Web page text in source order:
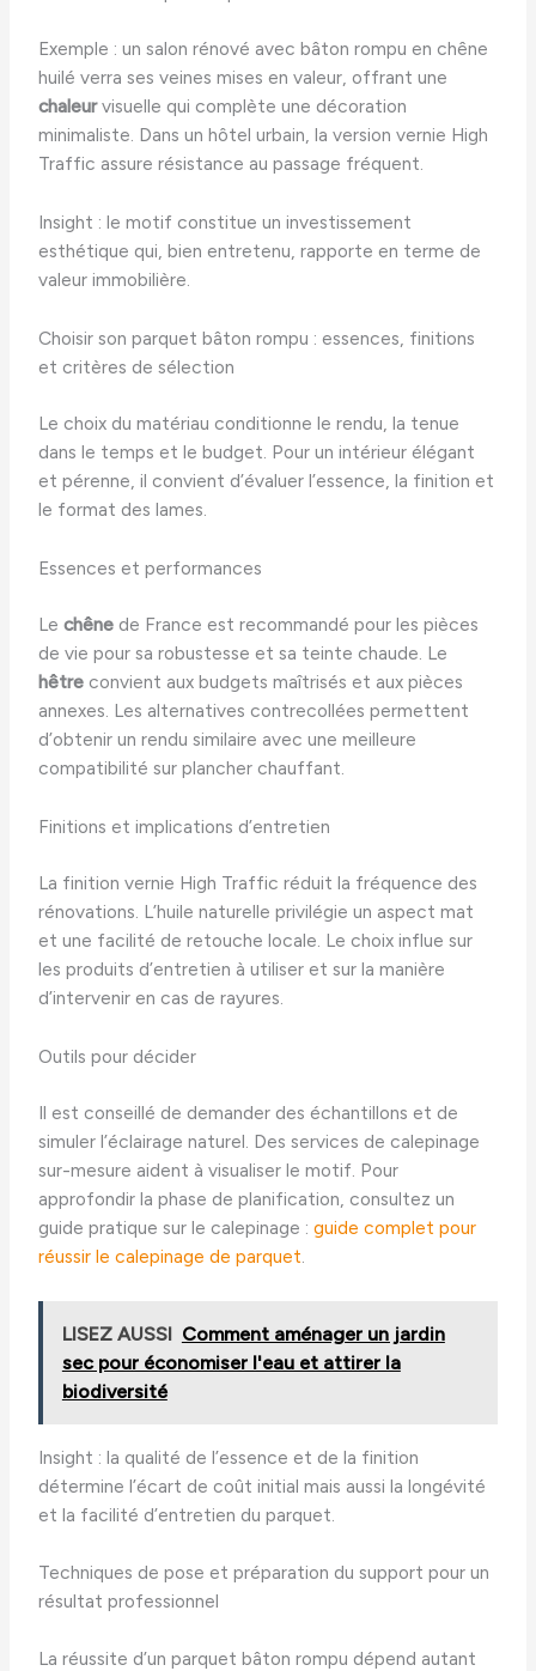
Exemple : un salon rénové avec bâton rompu en chêne
huilé verra ses veines mises en valeur, offrant une
chaleurvisuelle qui complète une décoration
minimaliste. Dans un hôtel urbain, la version vernie High
Traffic assure résistance au passage fréquent.
Insight : le motif constitue un investissement
esthétique qui, bien entretenu, rapporte en terme de
valeur immobilière.
Choisir son parquet bâton rompu : essences, finitions
et critères de sélection
Le choix du matériau conditionne le rendu, la tenue
dans le temps et le budget. Pour un intérieur élégant
et pérenne, il convient d’évaluer l’essence, la finition et
le format des lames.
Essences et performances
Lechêne de France est recommandé pour les pièces
de vie pour sa robustesse et sa teinte chaude. Le
hêtre convient aux budgets maîtrisés et aux pièces
annexes. Les alternatives contrecollées permettent
d’obtenir un rendu similaire avec une meilleure
compatibilité sur plancher chauffant.
Finitions et implications d’entretien
La finition vernie High Traffic réduit la fréquence des
rénovations. L’huile naturelle privilégie un aspect mat
et une facilité de retouche locale. Le choix influe sur
les produits d’entretien à utiliser et sur la manière
d’intervenir en cas de rayures.
Outils pour décider
Il est conseillé de demander des échantillons et de
simuler l’éclairage naturel. Des services de calepinage
sur-mesure aident à visualiser le motif. Pour
approfondir la phase de planification, consultez un
guide pratique sur le calepinage :guide complet pour
réussir le calepinage de parquet.
LISEZ AUSSI Comment aménager un jardin
sec pour économiser l'eau et attirer la
biodiversité
Insight : la qualité de l’essence et de la finition
détermine l’écart de coût initial mais aussi la longévité
et la facilité d’entretien du parquet.
Techniques de pose et préparation du support pour un
résultat professionnel
La réussite d’un parquet bâton rompu dépend autant